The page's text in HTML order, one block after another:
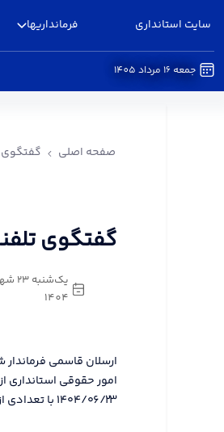
سایت استانداری فرمانداریها
جمعه 16 مرداد 1405
صفحه اصلی گفتگوی
گفتگوی
1404
ارسلان قاسمی
امور حقوقی استانداری
۱۴۰۴/۰۶/۲۳ با تعدادی از مردم شهرستان گفت و گو کرد.